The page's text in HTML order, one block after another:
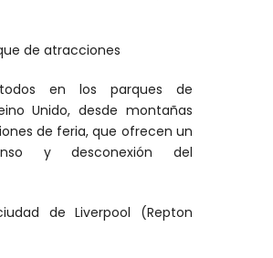
de atracciones
en los parques de
Unido, desde montañas
de feria, que ofrecen un
y desconexión del
de Liverpool (Repton